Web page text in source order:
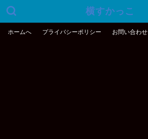
横すかっこ
ホームへ プライバシーポリシー お問い合わせ